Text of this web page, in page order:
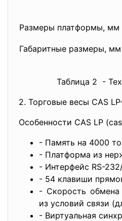
Размеры платформы, мм
Габаритные размеры, мм
Таблица 2 -
2. Торговые весы CAS
Особенности CAS LP
- Память на 4000
- Платформа из
- Интерфейс RS-
- 54 клавиши
- Скорость обмена
из условий связи
- Виртуальная